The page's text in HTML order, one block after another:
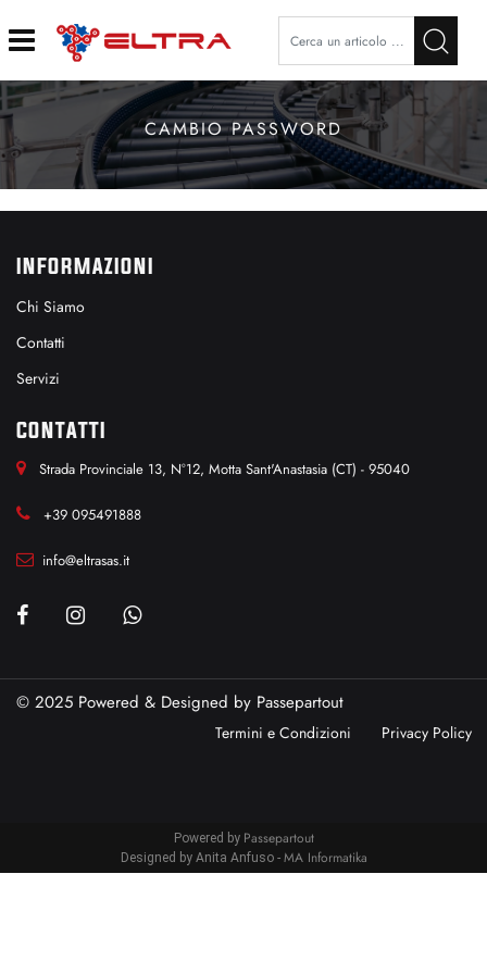
Open
CAMBIO PASSWORD
INFORMAZIONI
Chi Siamo
Contatti
Servizi
CONTATTI
Strada Provinciale 13, N°12, Motta Sant'Anastasia (CT) - 95040
+39 095491888
info@eltrasas.it
© 2025 Powered & Designed by Passepartout
Termini e Condizioni Privacy Policy
Powered by Passepartout
Designed by Anita Anfuso - MA Informatika